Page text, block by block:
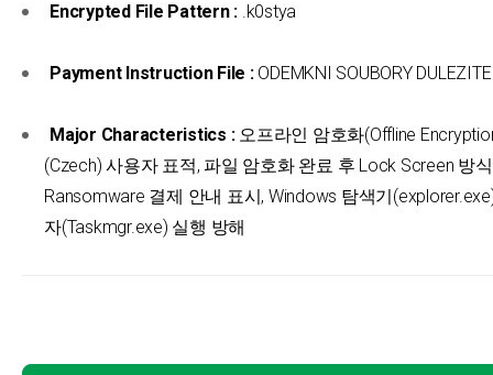
Encrypted File Pattern : .k0stya
Payment Instruction File :ODEMKNI SOUBORY
Major Characteristics :오프라인 암호화(Offline
(Czech) 사용자 표적, 파일 암호화 완료 후 Lock Screen 방
Ransomware 결제 안내 표시, Windows 탐색기
자(Taskmgr.exe) 실행 방해